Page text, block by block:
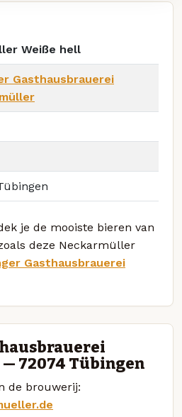
Weiße hell
Gasthausbrauerei
je de mooiste bieren van
deze Neckarmüller
Gasthausbrauerei
72074 Tübingen
de brouwerij: